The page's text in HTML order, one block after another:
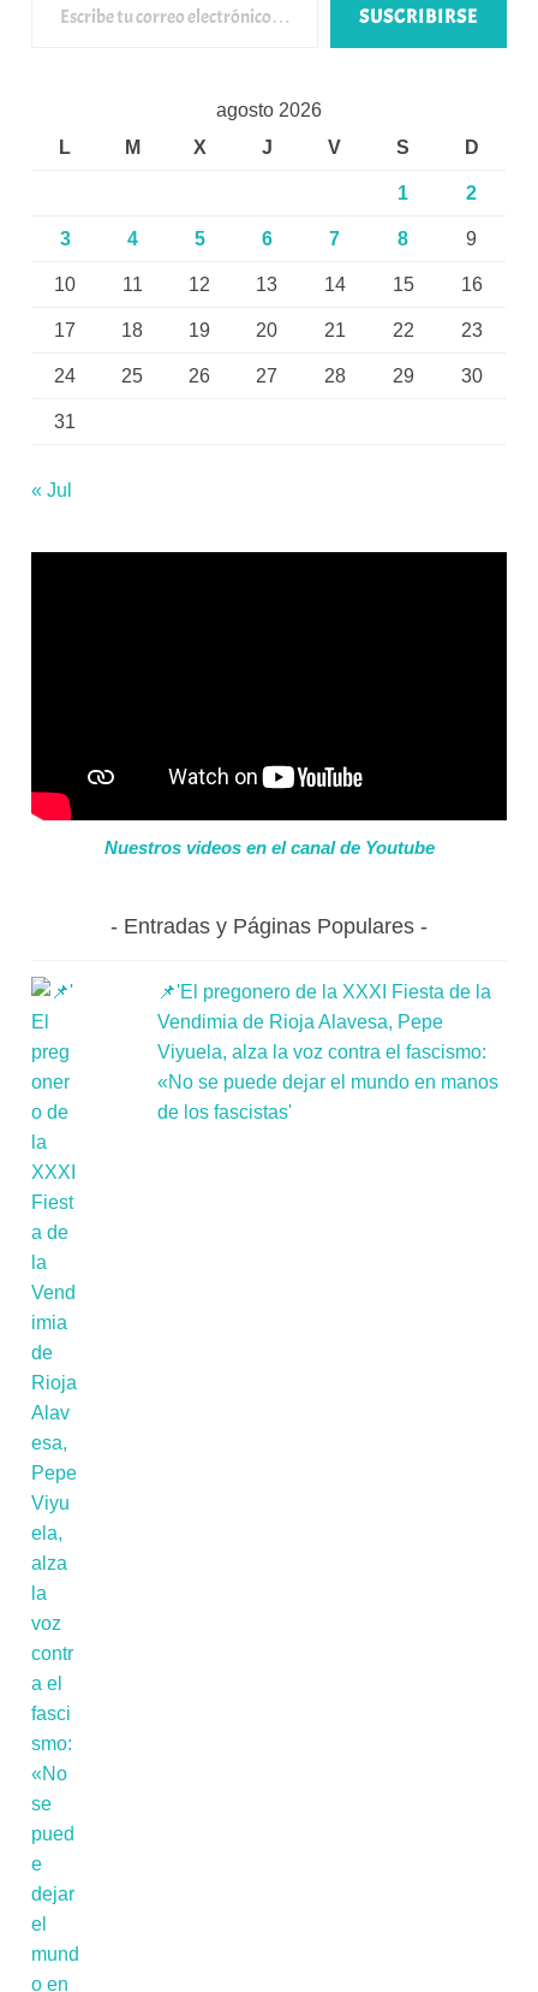
SUSCRIBIRSE
agosto 2026
L
M X J V S D
1 2
3 4 5 6 7 8 9
10 11 12 13 14 15 16
17 18 19 20 21 22 23
24 25 26 27 28 29 30
31
« Jul
Nuestros videos en el canal de Youtube
Entradas y Páginas Populares
📌'El pregonero de la XXXI Fiesta de la
Vendimia de Rioja Alavesa, Pepe
Viyuela, alza la voz contra el fascismo:
«No se puede dejar el mundo en manos
de los fascistas'